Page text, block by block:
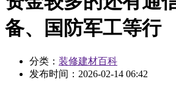
备、国防军工等行
分类： 装修建材百科
发布时间： 2026-02-14 06:42